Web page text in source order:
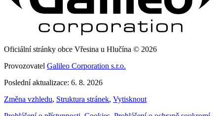
Oficiální stránky obce Vřesina u Hlučína © 2026
Provozovatel Galileo Corporation s.r.o.
Poslední aktualizace: 6. 8. 2026
Změna vzhledu, Struktura stránek, Vytisknout